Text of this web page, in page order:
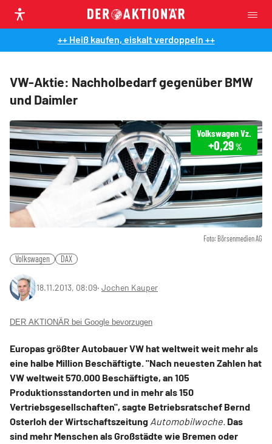
++ Heiß kaufen, eiskalt verdoppeln ++
VW-Aktie: Nachholbedarf gegenüber BMW
und Daimler
Foto: Börsenmedien AG
Volkswagen Vz.
+0,29%
Volkswagen DAX
18.11.2013, 08:09‧ Jochen Kauper
DER AKTIONÄR bei Google bevorzugen
Europas größter Autobauer VW hat weltweit weit mehr als
eine halbe Million Beschäftigte. "Nach neuesten Zahlen hat
VW weltweit 570.000 Beschäftigte, an 105
Produktionsstandorten und in mehr als 150
Vertriebsgesellschaften", sagte Betriebsratschef Bernd
Osterloh der Wirtschaftszeitung Automobilwoche. Das
sind mehr Menschen als Großstädte wie Bremen oder